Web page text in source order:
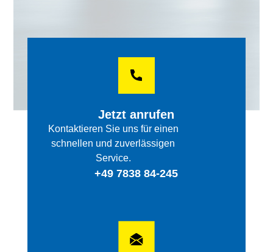
Jetzt anrufen
Kontaktieren Sie uns für einen
schnellen und zuverlässigen
Service.
+49 7838 84-245